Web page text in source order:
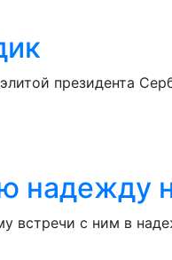
президента
надежду
встречи с ним в